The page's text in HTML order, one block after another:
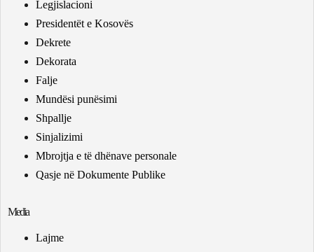
Legjislacioni
Presidentët e Kosovës
Dekrete
Dekorata
Falje
Mundësi punësimi
Shpallje
Sinjalizimi
Mbrojtja e të dhënave personale
Qasje në Dokumente Publike
Media
Lajme